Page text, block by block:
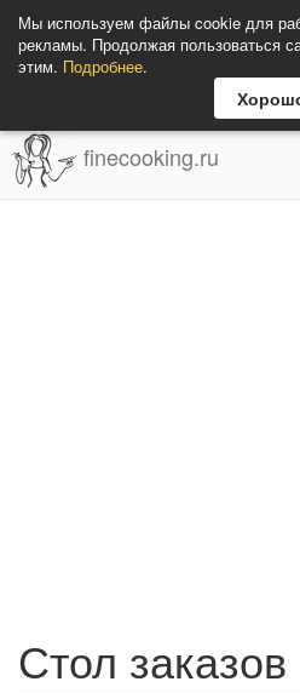
Мы используем файлы cookie для
рекламы. Продолжая пользоваться
этим. Подробнее.
finecooking.ru
Стол заказов